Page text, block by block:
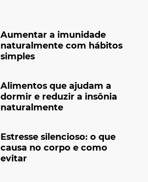
Aumentar a imunidade
naturalmente com hábitos
simples
Alimentos que ajudam a
dormir e reduzir a insônia
naturalmente
Estresse silencioso: o que
causa no corpo e como
evitar